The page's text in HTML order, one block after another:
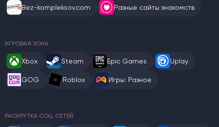
Bez-kompleksov.com Разные сайты знакомств
ИГРОВАЯ ЗОНА
Xbox Steam Epic Games Uplay
GOG Roblox Игры: Разное
РАСКРУТКА СОЦ. СЕТЕЙ